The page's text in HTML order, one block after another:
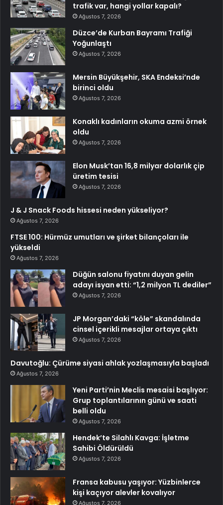
trafik var, hangi yollar kapalı?
Ağustos 7, 2026
Düzce’de Kurban Bayramı Trafiği
Yoğunlaştı
Ağustos 7, 2026
Mersin Büyükşehir, SKA Endeksi’nde
birinci oldu
Ağustos 7, 2026
Konaklı kadınların okuma azmi örnek
oldu
Ağustos 7, 2026
Elon Musk’tan 16,8 milyar dolarlık çip
üretim tesisi
Ağustos 7, 2026
J & J Snack Foods hissesi neden yükseliyor?
Ağustos 7, 2026
FTSE 100: Hürmüz umutları ve şirket bilançoları ile
yükseldi
Ağustos 7, 2026
Düğün salonu fiyatını duyan gelin
adayı isyan etti: “1,2 milyon TL dediler”
Ağustos 7, 2026
JP Morgan’daki “köle” skandalında
cinsel içerikli mesajlar ortaya çıktı
Ağustos 7, 2026
Davutoğlu: Çürüme siyasi ahlak yozlaşmasıyla başladı
Ağustos 7, 2026
Yeni Parti’nin Meclis mesaisi başlıyor:
Grup toplantılarının günü ve saati
belli oldu
Ağustos 7, 2026
Hendek’te Silahlı Kavga: İşletme
Sahibi Öldürüldü
Ağustos 7, 2026
Fransa kabusu yaşıyor: Yüzbinlerce
kişi kaçıyor alevler kovalıyor
Ağustos 7, 2026